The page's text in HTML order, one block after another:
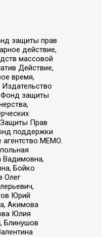
защиты прав
действие,
массовой
Действие,
время,
Фонд защиты
Защиты Прав
поддержки
агентство МЕМО.
Вадимовна,
Бойко
Олег
Юрий
Акимова
Юлия
Блинушов